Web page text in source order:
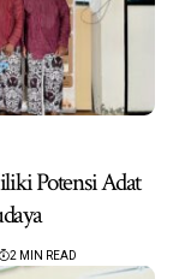
Potensi Adat
2 MIN READ